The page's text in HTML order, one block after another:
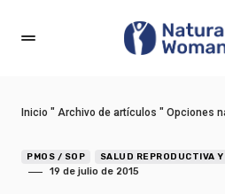
Inicio " Archivo de artículos " Opciones
PMOS / SOP SALUD REPRODUCTIVA
19 de julio de 2015